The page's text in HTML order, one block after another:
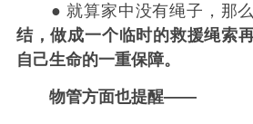
● 就算家中没有绳子，那
结，做成一个临时的救援绳索
自己生命的一重保障。
物管方面也提醒——